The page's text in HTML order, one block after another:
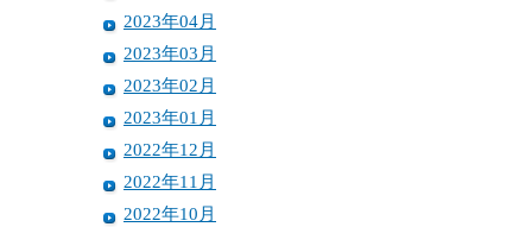
2023年04月
2023年03月
2023年02月
2023年01月
2022年12月
2022年11月
2022年10月